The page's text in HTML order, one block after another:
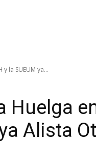
la SUEUM ya...
Huelga
Alista